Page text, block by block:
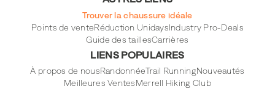
Trouver la chaussure idéale
Points de venteRéduction UnidaysIndustry Pro-Deals
Guide des taillesCarrières
LIENS POPULAIRES
À propos de nousRandonnéeTrail RunningNouveautés
Meilleures VentesMerrell Hiking Club